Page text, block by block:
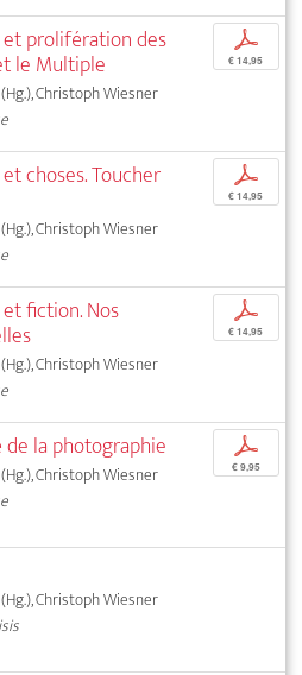
prolifération des
le Multiple
Christoph Wiesner
p
€ 14,95
choses. Toucher
Christoph Wiesner
p
€ 14,95
fiction. Nos
Christoph Wiesner
p
€ 14,95
la photographie
Christoph Wiesner
p
€ 9,95
Christoph Wiesner